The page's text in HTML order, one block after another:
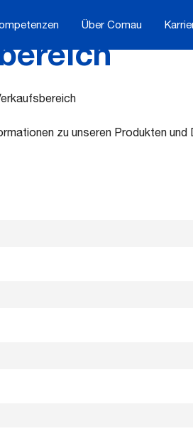
Über Comau
zu unseren Produkten